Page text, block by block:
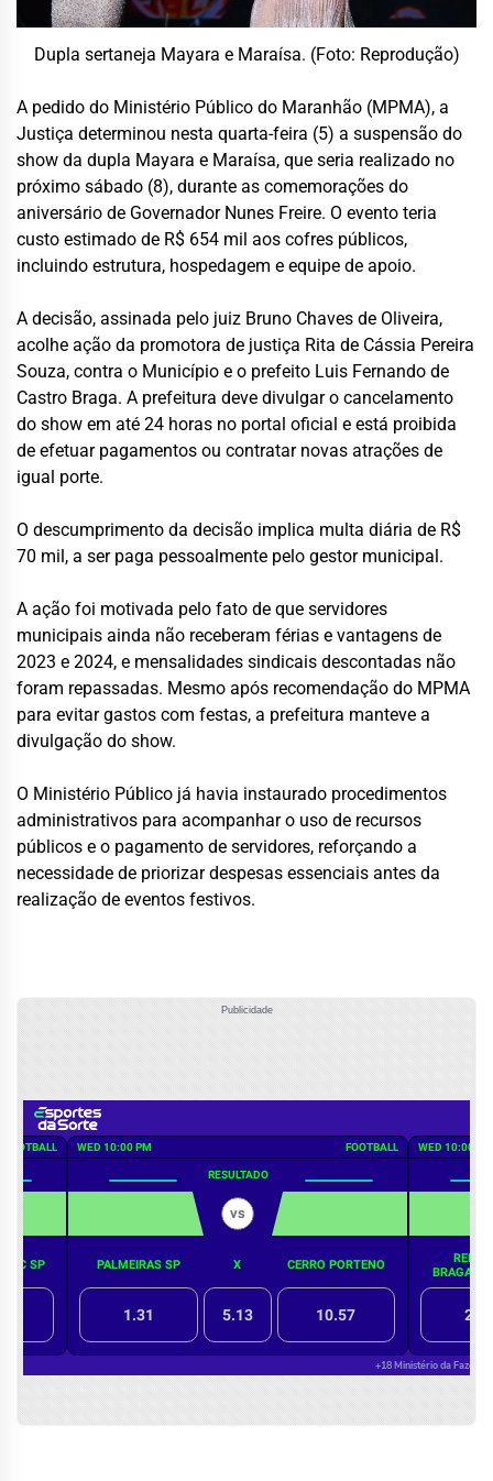
Dupla sertaneja Mayara e Maraísa. (Foto: Reprodução)
A pedido do Ministério Público do Maranhão (MPMA), a
Justiça determinou nesta quarta-feira (5) a suspensão do
show da dupla Mayara e Maraísa, que seria realizado no
próximo sábado (8), durante as comemorações do
aniversário de Governador Nunes Freire. O evento teria
custo estimado de R$ 654 mil aos cofres públicos,
incluindo estrutura, hospedagem e equipe de apoio.
A decisão, assinada pelo juiz Bruno Chaves de Oliveira,
acolhe ação da promotora de justiça Rita de Cássia Pereira
Souza, contra o Município e o prefeito Luis Fernando de
Castro Braga. A prefeitura deve divulgar o cancelamento
do show em até 24 horas no portal oficial e está proibida
de efetuar pagamentos ou contratar novas atrações de
igual porte.
O descumprimento da decisão implica multa diária de R$
70 mil, a ser paga pessoalmente pelo gestor municipal.
A ação foi motivada pelo fato de que servidores
municipais ainda não receberam férias e vantagens de
2023 e 2024, e mensalidades sindicais descontadas não
foram repassadas. Mesmo após recomendação do MPMA
para evitar gastos com festas, a prefeitura manteve a
divulgação do show.
O Ministério Público já havia instaurado procedimentos
administrativos para acompanhar o uso de recursos
públicos e o pagamento de servidores, reforçando a
necessidade de priorizar despesas essenciais antes da
realização de eventos festivos.
Publicidade